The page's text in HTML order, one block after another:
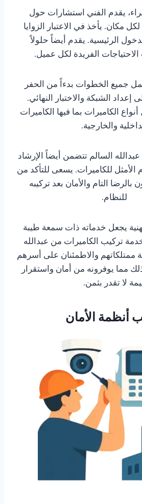
يقدم الفني استشارات حول
مكان. يأخذ في الاعتبار الزوايا
الرئيسية. يقدم أيضاً حلولاً
الفريدة لكل عميل.
جميع الخطوات بدءاً من الحفر
إعداد الشبكة والاختبار النهائي.
الكاميرات بما فيها الكاميرات
والخارجية.
السالم تتضمن أيضاً الإرشاد
الأمثل للكاميرات. يسعى للتأكد من
التام والأمان بعد تركيبه
للنظام.
يجعل خدماته ذات سمعة طيبة
تركيب الكاميرات من عبدالله
ممتلكاتهم والاطمئنان على أسرهم
مما يوفرونه من أمان واستقرار
لا تقدر بثمن.
أنظمة الأمان